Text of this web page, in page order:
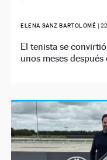
ELENA SANZ BARTOLOMÉ |
El tenista se
unos meses